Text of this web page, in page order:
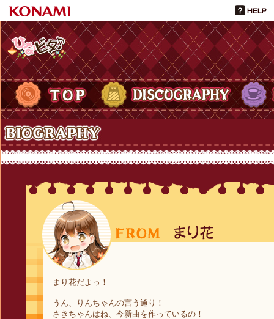
ひなビタ♪
TOP DISCOGRAPHY
Biography
まり花だよっ！
うん、りんちゃんの言う通り！
さきちゃんはね、今新曲を作っているの！